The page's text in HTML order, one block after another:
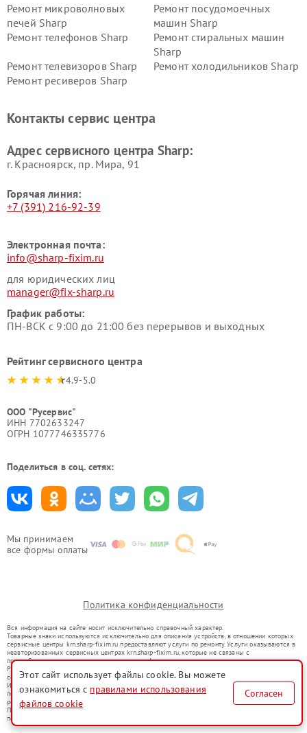
Мы принимаем
все формы оплаты
Ремонт микроволновых
печей Sharp
Ремонт посудомоечных
машин Sharp
Ремонт телефонов Sharp
Ремонт стиральных машин
Sharp
Ремонт телевизоров Sharp
Ремонт холодильников Sharp
Ремонт ресиверов Sharp
Контакты сервис центра
Адрес сервисного центра Sharp:
г. Красноярск, ​пр. Мира, 91
Горячая линия:
+7 (391) 216-92-39
Электронная почта:
info@sharp-fixim.ru
для юридических лиц
manager@fix-sharp.ru
График работы:
ПН-ВСК с 9:00 до 21:00 без перерывов и выходных
Рейтинг сервисного центра
4.9-5.0
ООО "Русервис"
ИНН 7702633247
ОГРН 1077746335776
Поделиться в соц. сетях:
Политика конфиденциальности
Вся информация на сайте носит исключительно справочный характер.
Товарные знаки используются исключительно для описания устройств, в отношении которых
сервисные центры krn.sharp-fixim.ru предоставляют услуги по ремонту. Услуги оказываются в
неавторизованных сервисных центрах krn.sharp-fixim.ru, которые не связаны с
правообладателями товарных знаков или их официальными представителями.
Ремонт осуществляется для устройств, уже введенных в гражданский оборот в соответствии
со статьей 1487 ГК РФ.
Использование товарных знаков не преследует цели индивидуализации услуг или введения
потребителей в заблуждение, а служит для информирования о предоставляемых услугах по
ремонту техники указанных брендов.
Представленная на сайте информация не является публичной офертой, определяемой
положениями Статьи 437(2) Гражданского кодекса РФ
Этот сайт использует файлы cookie. Вы можете
ознакомиться с правилами использования
файлов cookie
Согласен